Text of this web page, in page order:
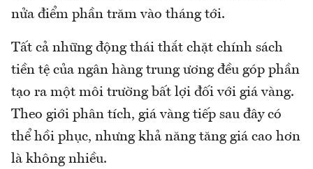
nửa điểm phần trăm vào tháng tới.
Tất cả những động thái thắt chặt chính sách
tiền tệ của ngân hàng trung ương đều góp phần
tạo ra một môi trường bất lợi đối với giá vàng.
Theo giới phân tích, giá vàng tiếp sau đây có
thể hồi phục, nhưng khả năng tăng giá cao hơn
là không nhiều.